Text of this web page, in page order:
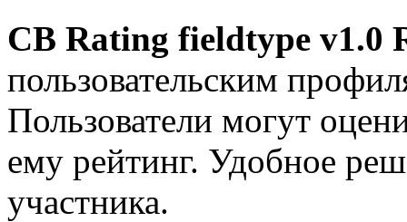
CB Rating fieldtype v1.0
пользовательским
Пользователи могут
ему рейтинг. Удобное
участника.